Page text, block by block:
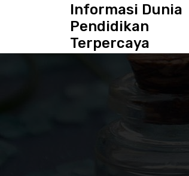
Informasi Dunia
Pendidikan
Terpercaya